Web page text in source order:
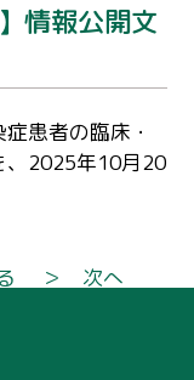
情報公開文
患者の臨床・
、2025年10月20
＞ 次へ